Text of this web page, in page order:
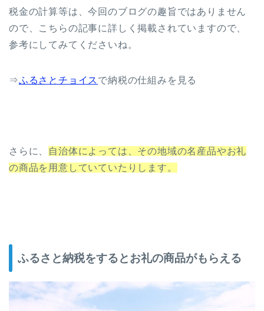
税金の計算等は、今回のブログの趣旨ではありません
ので、こちらの記事に詳しく掲載されていますので、
参考にしてみてくださいね。
⇒ふるさとチョイス で納税の仕組みを見る
さらに、
自治体によっては、その地域の名産品やお礼
の商品を用意していていたりします。
ふるさと納税をするとお礼の商品がもらえる